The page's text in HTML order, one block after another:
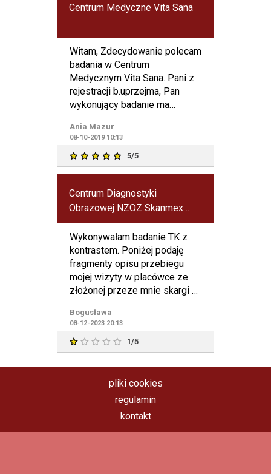
Centrum Medyczne Vita Sana
Witam, Zdecydowanie polecam
badania w Centrum
Medycznym Vita Sana. Pani z
rejestracji b.uprzejma, Pan
wykonujący badanie ma
tłumac
Ania Mazur
08-10-2019 10:13
5/5
Centrum Diagnostyki
Obrazowej NZOZ Skanmex
Diagnostyka
Wykonywałam badanie TK z
kontrastem. Poniżej podaję
fragmenty opisu przebiegu
mojej wizyty w placówce ze
złożonej przeze mnie skargi ku
Bogusława
08-12-2023 20:13
1/5
pliki cookies
regulamin
kontakt